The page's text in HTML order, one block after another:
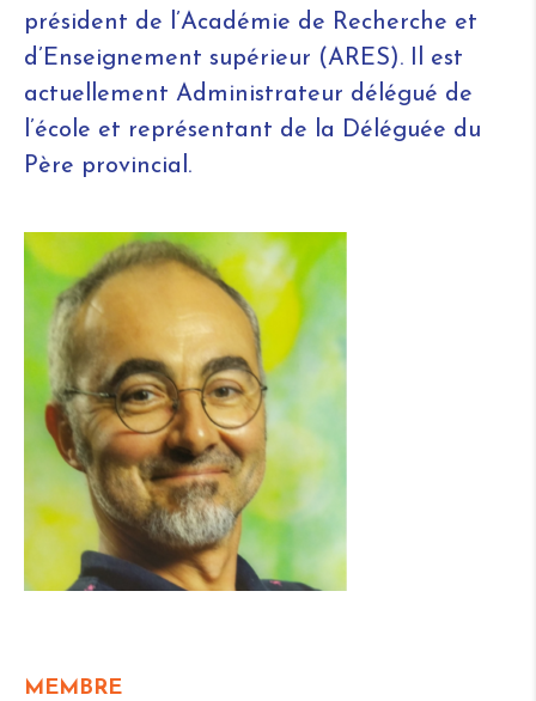
président de l’Académie de Recherche et
d’Enseignement supérieur (ARES). Il est
actuellement Administrateur délégué de
l’école et représentant de la Déléguée du
Père provincial.
MEMBRE